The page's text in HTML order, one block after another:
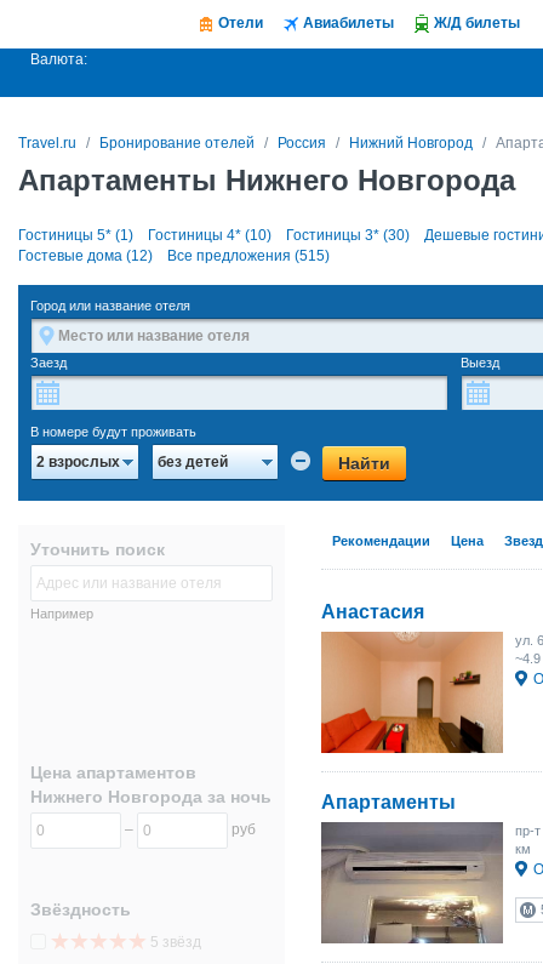
Отели Авиабилеты Ж/Д билеты
Валюта:
Travel.ru Бронирование отелей Россия Нижний Новгород
Апартаменты Нижнего Новгорода
Гостиницы 5* (1) Гостиницы 4* (10) Гостиницы 3* (30)
Дешевые
Гостевые дома (12)
Все предложения (515)
Город или название отеля
Заезд Выезд
В номере будут проживать
2 взрослых без детей Найти
Уточнить поиск
Например
Цена апартаментов
Нижнего Новгорода за ночь
– руб
Звёздность
5 звёзд
Рекомендации Цена
Анастасия
ул.
Апартаменты
пр-
км